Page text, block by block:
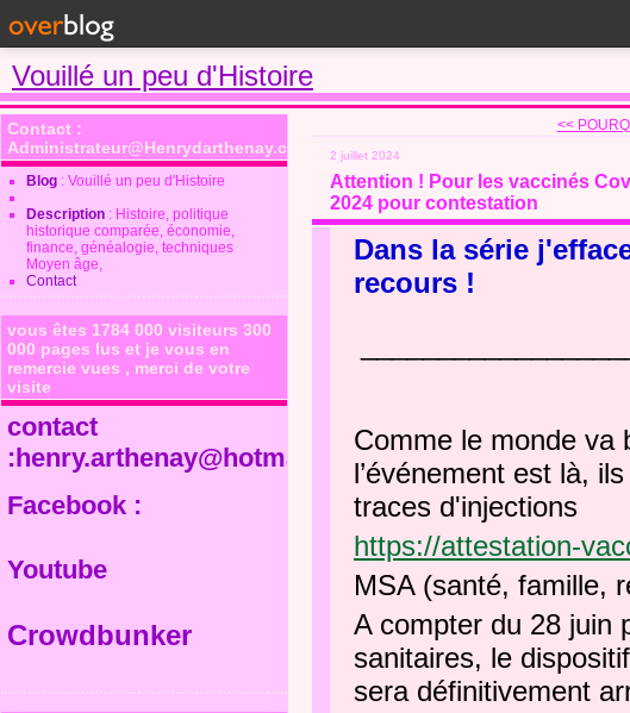
Vouillé un peu d'Histoire
Contact :
Administrateur@Henrydarthenay.com
Blog : Vouillé un peu d'Histoire
Description : Histoire, politique
historique comparée, économie,
finance, généalogie, techniques
Moyen âge,
Contact
vous êtes 1784 000 visiteurs 300
000 pages lus et je vous en
remercie vues , merci de votre
visite
contact
:henry.arthenay@hotmail.fr
Facebook :
Youtube
Crowdbunker
<<
2 juillet 2024
Attention ! Pour les vaccinés
2024 pour contestation
Dans la série
recours !
Comme le monde va
l’événement est là,
traces d'injections
https://attestation-
MSA (santé, famille,
A compter du 28 juin
sanitaires, le
sera définitivement